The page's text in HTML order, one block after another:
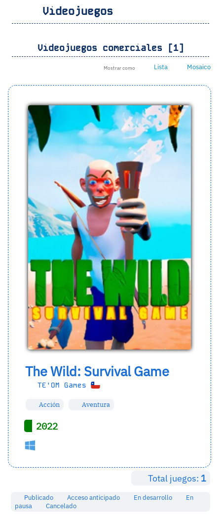
Videojuegos
Videojuegos comerciales [1]
Mostrar como Lista Mosaico
The Wild: Survival Game
TE'OM Games
Acción Aventura
2022
Total juegos: 1
Publicado Acceso anticipado En desarrollo
En
pausa
Cancelado